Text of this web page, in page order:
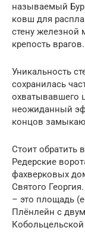
называемый
ковш для
стену
крепость врагов.
Уникальность
сохранилась
охватывавшего
неожиданный
концов
Стоит обратить
Редерские
фахверковых
Святого
– это площадь
Плёнлейн с
Кобольцельской